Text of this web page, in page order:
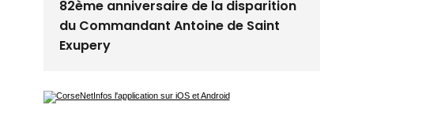
31/07/2026 08:22
82ème anniversaire de la disparition